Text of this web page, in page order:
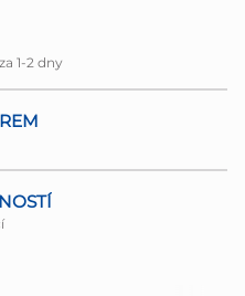
1-2 dny